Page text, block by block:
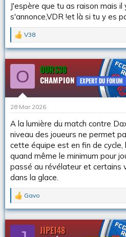
s
:
J'espère que tu as raison mais il
s'annonce,VDR !et là si tu y es
L
e
s
r
a
c
i
o
s
:
V38
O OURS38
CHAMPION EXPERT DU FORUM
28 Mar 2026
A la lumière du match contre
niveau des joueurs ne permet
cette équipe est en fin de cycle,
quand même le minimum pour
passé au révélateur et certains
dans la glace.
L
e
s
r
Gavo
JIPE148